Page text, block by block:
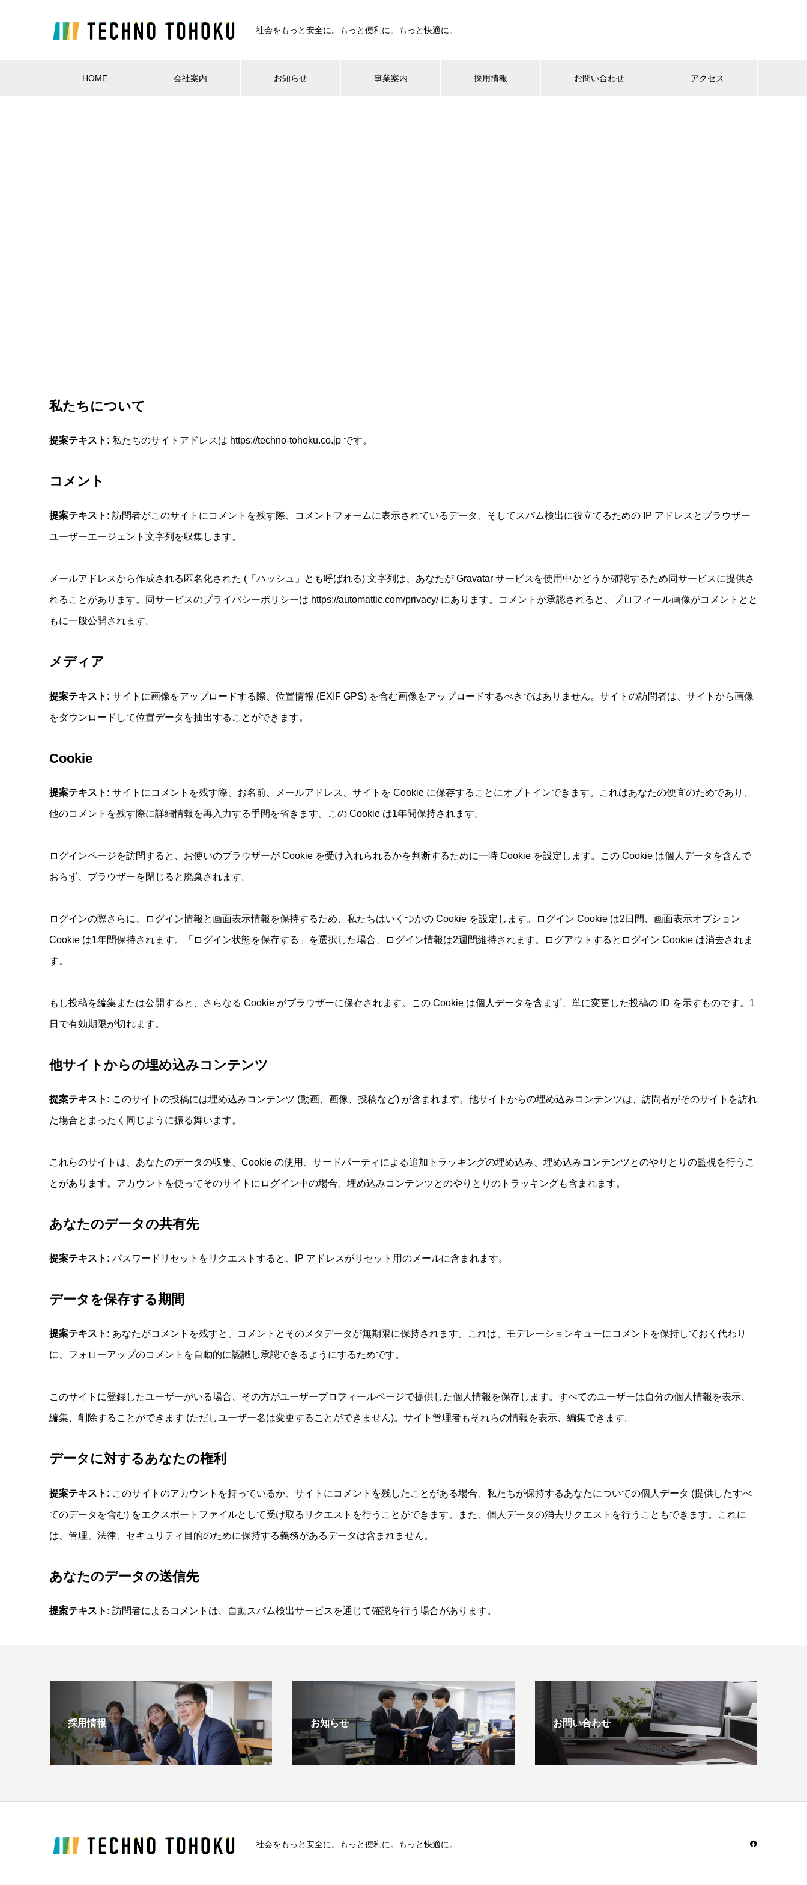
社会をもっと安全に。もっと便利に。もっと快適に。
HOME 会社案内 お知らせ 事業案内 採用情報 お問い合わせ アクセス
私たちについて
提案テキスト: 私たちのサイトアドレスは https://techno-tohoku.co.jp です。
コメント
提案テキスト: 訪問者がこのサイトにコメントを残す際、コメントフォームに表示されているデータ、そしてスパム検出に役立てるための IP アドレスとブラウザー
ユーザーエージェント文字列を収集します。
メールアドレスから作成される匿名化された (「ハッシュ」とも呼ばれる) 文字列は、あなたが Gravatar サービスを使用中かどうか確認するため同サービスに提供さ
れることがあります。同サービスのプライバシーポリシーは https://automattic.com/privacy/ にあります。コメントが承認されると、プロフィール画像がコメントとと
もに一般公開されます。
メディア
提案テキスト: サイトに画像をアップロードする際、位置情報 (EXIF GPS) を含む画像をアップロードするべきではありません。サイトの訪問者は、サイトから画像
をダウンロードして位置データを抽出することができます。
Cookie
提案テキスト: サイトにコメントを残す際、お名前、メールアドレス、サイトを Cookie に保存することにオプトインできます。これはあなたの便宜のためであり、
他のコメントを残す際に詳細情報を再入力する手間を省きます。この Cookie は1年間保持されます。
ログインページを訪問すると、お使いのブラウザーが Cookie を受け入れられるかを判断するために一時 Cookie を設定します。この Cookie は個人データを含んで
おらず、ブラウザーを閉じると廃棄されます。
ログインの際さらに、ログイン情報と画面表示情報を保持するため、私たちはいくつかの Cookie を設定します。ログイン Cookie は2日間、画面表示オプション
Cookie は1年間保持されます。「ログイン状態を保存する」を選択した場合、ログイン情報は2週間維持されます。ログアウトするとログイン Cookie は消去されま
す。
もし投稿を編集または公開すると、さらなる Cookie がブラウザーに保存されます。この Cookie は個人データを含まず、単に変更した投稿の ID を示すものです。1
日で有効期限が切れます。
他サイトからの埋め込みコンテンツ
提案テキスト: このサイトの投稿には埋め込みコンテンツ (動画、画像、投稿など) が含まれます。他サイトからの埋め込みコンテンツは、訪問者がそのサイトを訪れ
た場合とまったく同じように振る舞います。
これらのサイトは、あなたのデータの収集、Cookie の使用、サードパーティによる追加トラッキングの埋め込み、埋め込みコンテンツとのやりとりの監視を行うこ
とがあります。アカウントを使ってそのサイトにログイン中の場合、埋め込みコンテンツとのやりとりのトラッキングも含まれます。
あなたのデータの共有先
提案テキスト: パスワードリセットをリクエストすると、IP アドレスがリセット用のメールに含まれます。
データを保存する期間
提案テキスト: あなたがコメントを残すと、コメントとそのメタデータが無期限に保持されます。これは、モデレーションキューにコメントを保持しておく代わり
に、フォローアップのコメントを自動的に認識し承認できるようにするためです。
このサイトに登録したユーザーがいる場合、その方がユーザープロフィールページで提供した個人情報を保存します。すべてのユーザーは自分の個人情報を表示、
編集、削除することができます (ただしユーザー名は変更することができません)。サイト管理者もそれらの情報を表示、編集できます。
データに対するあなたの権利
提案テキスト: このサイトのアカウントを持っているか、サイトにコメントを残したことがある場合、私たちが保持するあなたについての個人データ (提供したすべ
てのデータを含む) をエクスポートファイルとして受け取るリクエストを行うことができます。また、個人データの消去リクエストを行うこともできます。これに
は、管理、法律、セキュリティ目的のために保持する義務があるデータは含まれません。
あなたのデータの送信先
提案テキスト: 訪問者によるコメントは、自動スパム検出サービスを通じて確認を行う場合があります。
採用情報 お知らせ お問い合わせ
社会をもっと安全に。もっと便利に。もっと快適に。